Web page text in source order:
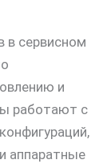
в сервисном
и
работают с
аппаратные